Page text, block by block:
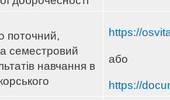
поточний,
семестровий
навчання в
https://
або
https://